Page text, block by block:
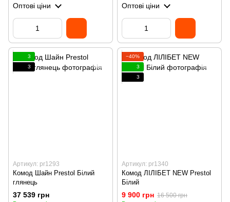
Оптові ціни Оптові ціни
3
3
Артикул: pr1293
Комод Шайн Prestol Білий
глянець
37 539 грн
−40%
3
3
Артикул: pr1340
Комод ЛІЛІБЕТ NEW Prestol
Білий
9 900 грн 16 500 грн